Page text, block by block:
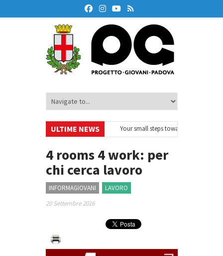
ULTIME NEWS
– Ciclo di webinar •
Your small steps towards sustainability
finanziaria
• Oxford Debate Lab – Borse di studio 2026/27
4 rooms 4 work: per
chi cerca lavoro
INFORMAGIOVANI
LAVORO
20 Settembre 2016